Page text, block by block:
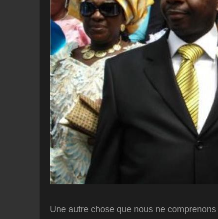
Une autre chose que nous ne